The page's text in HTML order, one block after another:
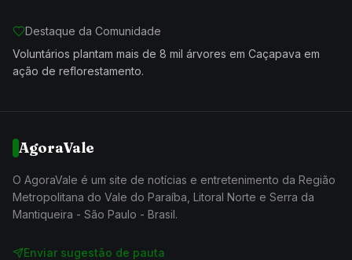
Destaque da Comunidade
Voluntários plantam mais de 8 mil árvores em Caçapava em
ação de reflorestamento.
AgoraVale
O AgoraVale é um site de notícias e entretenimento da Região
Metropolitana do Vale do Paraíba, Litoral Norte e Serra da
Mantiqueira - São Paulo - Brasil.
Enviar sugestão de pauta